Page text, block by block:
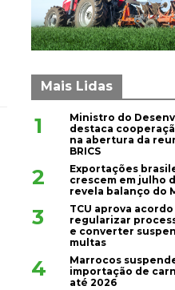
Mais Lidas
1
Ministro do
destaca
na abertura da
BRICS
2
Exportações
crescem em julho
revela balanço do
3
TCU aprova
regularizar
e converter
multas
4
Marrocos
importação de
até 2026